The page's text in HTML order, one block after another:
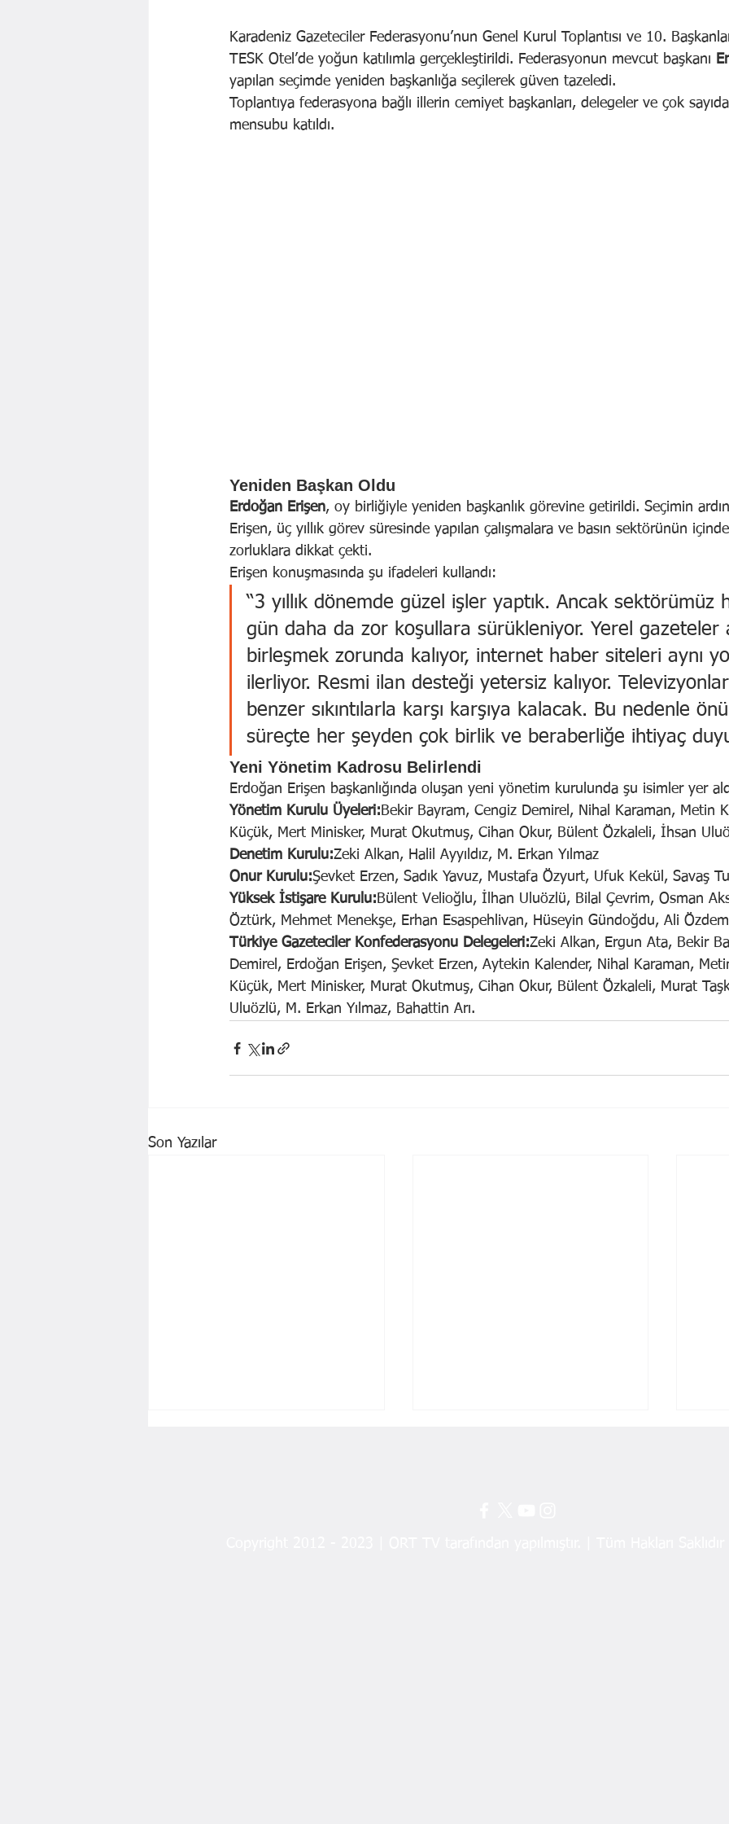
Karadeniz Gazeteciler Federasyonu’nun Genel Kurul Toplantısı ve 10.
TESK Otel’de yoğun katılımla gerçekleştirildi. Federasyonun mevcut başkanı
yapılan seçimde yeniden başkanlığa seçilerek güven tazeledi.
Toplantıya federasyona bağlı illerin cemiyet başkanları, delegeler ve çok sayıda
mensubu katıldı.
Yeniden Başkan Oldu
Erdoğan Erişen, oy birliğiyle yeniden başkanlık görevine getirildi. Seçimin
Erişen, üç yıllık görev süresinde yapılan çalışmalara ve basın sektörünün
zorluklara dikkat çekti.
Erişen konuşmasında şu ifadeleri kullandı:
“3 yıllık dönemde güzel işler yaptık. Ancak sektörümüz
gün daha da zor koşullara sürükleniyor. Yerel gazeteler
birleşmek zorunda kalıyor, internet haber siteleri aynı
ilerliyor. Resmi ilan desteği yetersiz kalıyor.
benzer sıkıntılarla karşı karşıya kalacak. Bu nedenle
süreçte her şeyden çok birlik ve beraberliğe ihtiyaç
Yeni Yönetim Kadrosu Belirlendi
Erdoğan Erişen başkanlığında oluşan yeni yönetim kurulunda şu isimler yer
Yönetim Kurulu Üyeleri: Bekir Bayram, Cengiz Demirel, Nihal Karaman, Metin
Küçük, Mert Minisker, Murat Okutmuş, Cihan Okur, Bülent Özkaleli, İhsan
Denetim Kurulu:Zeki Alkan, Halil Ayyıldız, M. Erkan Yılmaz
Onur Kurulu:Şevket Erzen, Sadık Yavuz, Mustafa Özyurt, Ufuk Kekül, Savaş
Yüksek İstişare Kurulu: Bülent Velioğlu, İlhan Uluözlü, Bilal Çevrim, Osman
Öztürk, Mehmet Menekşe, Erhan Esaspehlivan, Hüseyin Gündoğdu, Ali
Türkiye Gazeteciler Konfederasyonu Delegeleri:Zeki Alkan, Ergun Ata, Bekir
Demirel, Erdoğan Erişen, Şevket Erzen, Aytekin Kalender, Nihal Karaman,
Küçük, Mert Minisker, Murat Okutmuş, Cihan Okur, Bülent Özkaleli, Murat
Uluözlü, M. Erkan Yılmaz, Bahattin Arı.
Son Yazılar